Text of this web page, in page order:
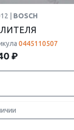
| BOSCH
0445110507
₽